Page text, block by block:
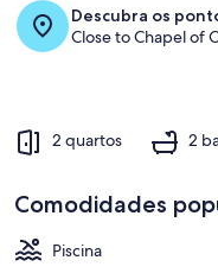
Descubra os
Close to Chapel of
2 quartos 2
Comodidades
Piscina